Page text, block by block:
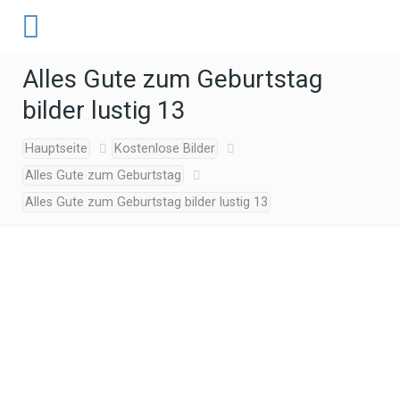
Alles Gute zum Geburtstag
bilder lustig 13
Hauptseite
Kostenlose Bilder
Alles Gute zum Geburtstag
Alles Gute zum Geburtstag bilder lustig 13